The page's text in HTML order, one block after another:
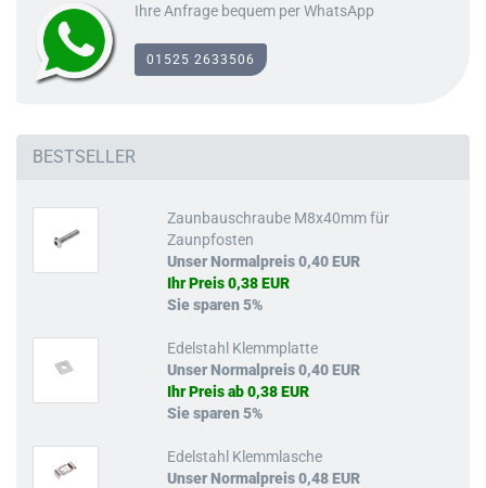
Ihre Anfrage bequem per WhatsApp
01525 2633506
BESTSELLER
Zaunbauschraube M8x40mm für
Zaunpfosten
Unser Normalpreis 0,40 EUR
Ihr Preis 0,38 EUR
Sie sparen 5%
Edelstahl Klemmplatte
Unser Normalpreis 0,40 EUR
Ihr Preis ab 0,38 EUR
Sie sparen 5%
Edelstahl Klemmlasche
Unser Normalpreis 0,48 EUR